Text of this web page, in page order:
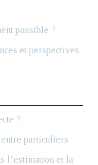
possible ?
et perspectives
?
particuliers
l’estimation et la